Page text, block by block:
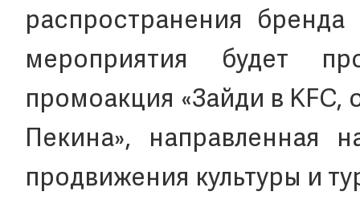
распространения
мероприятия будет
промоакция «Зайди в KFC,
Пекина», направленная
продвижения культуры и